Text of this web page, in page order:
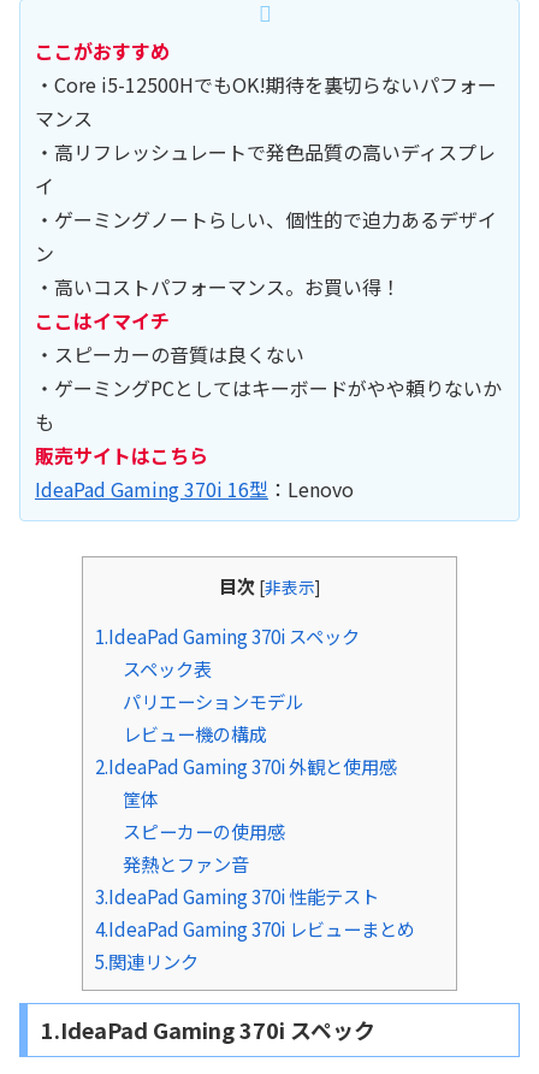
ここがおすすめ
・Core i5-12500HでもOK!期待を裏切らないパフォー
マンス
・高リフレッシュレートで発色品質の高いディスプレ
イ
・ゲーミングノートらしい、個性的で迫力あるデザイ
ン
・高いコストパフォーマンス。お買い得！
ここはイマイチ
・スピーカーの音質は良くない
・ゲーミングPCとしてはキーボードがやや頼りないか
も
販売サイトはこちら
IdeaPad Gaming 370i 16型 ：Lenovo
目次 [非表示]
1.IdeaPad Gaming 370i スペック
スペック表
パリエーションモデル
レビュー機の構成
2.IdeaPad Gaming 370i 外観と使用感
筐体
スピーカーの使用感
発熱とファン音
3.IdeaPad Gaming 370i 性能テスト
4.IdeaPad Gaming 370i レビューまとめ
5.関連リンク
1.IdeaPad Gaming 370i スペック